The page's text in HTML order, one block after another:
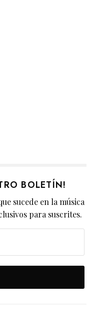
BOLETÍN!
sucede en la música
para suscrites.